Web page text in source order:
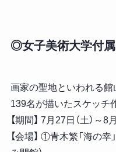
◎女子美術大学付
画家の聖地といわれる館
139名が描いたスケッチ
【期間】 7月27日（土）～8
【会場】 ①青木繁「海の